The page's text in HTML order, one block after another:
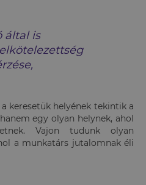
által is
keresetük helyének tekintik a
egy olyan helynek, ahol
Vajon tudunk olyan
a munkatárs jutalomnak éli